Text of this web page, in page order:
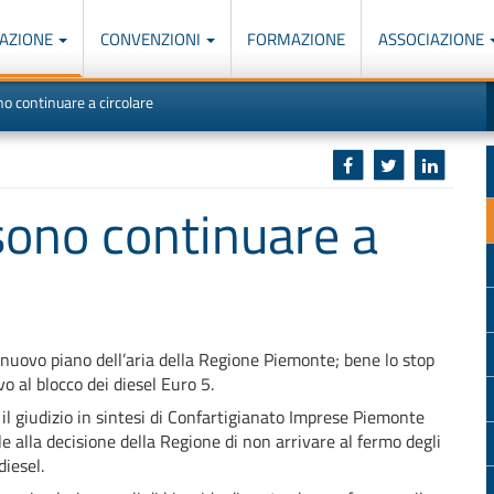
CONVENZIONI FORMAZIONE ASSOCIAZIONE
continuare a circolare
continuare a
piano dell’aria della Regione Piemonte; bene lo stop
al blocco dei diesel Euro 5.
giudizio in sintesi di Confartigianato Imprese Piemonte
alla decisione della Regione di non arrivare al fermo degli